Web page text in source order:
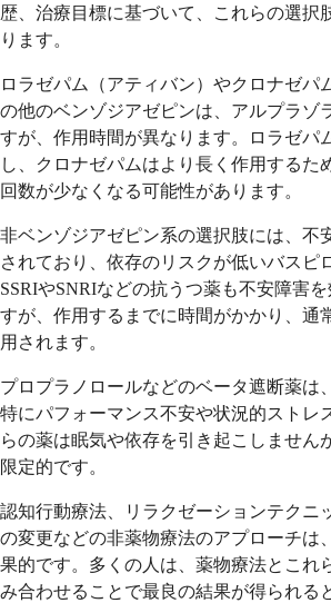
歴、治療目標に基づいて、これらの選択
ります。
ロラゼパム（アティバン）やクロナゼパ
の他のベンゾジアゼピンは、アルプラゾ
すが、作用時間が異なります。ロラゼパ
し、クロナゼパムはより長く作用するた
回数が少なくなる可能性があります。
非ベンゾジアゼピン系の選択肢には、不
されており、依存のリスクが低いバスピ
SSRIやSNRIなどの抗うつ薬も不安障害
すが、作用するまでに時間がかかり、通
用されます。
プロプラノロールなどのベータ遮断薬は
特にパフォーマンス不安や状況的ストレ
らの薬は眠気や依存を引き起こしません
限定的です。
認知行動療法、リラクゼーションテクニ
の変更などの非薬物療法のアプローチは
果的です。多くの人は、薬物療法とこれ
み合わせることで最良の結果が得られる